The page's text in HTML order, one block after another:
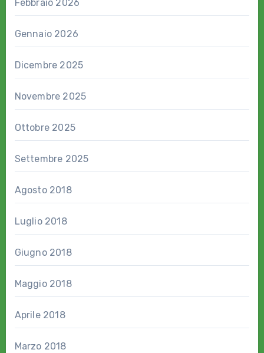
Febbraio 2026
Gennaio 2026
Dicembre 2025
Novembre 2025
Ottobre 2025
Settembre 2025
Agosto 2018
Luglio 2018
Giugno 2018
Maggio 2018
Aprile 2018
Marzo 2018